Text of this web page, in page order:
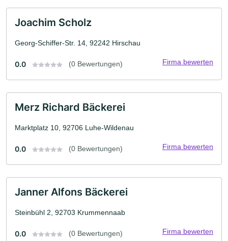
Joachim Scholz
Georg-Schiffer-Str. 14, 92242 Hirschau
0.0 (0 Bewertungen) Firma bewerten
Merz Richard Bäckerei
Marktplatz 10, 92706 Luhe-Wildenau
0.0 (0 Bewertungen) Firma bewerten
Janner Alfons Bäckerei
Steinbühl 2, 92703 Krummennaab
0.0 (0 Bewertungen) Firma bewerten